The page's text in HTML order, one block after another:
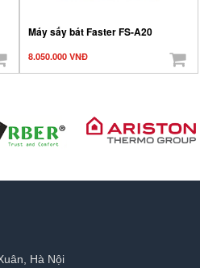
Máy sấy bát Faster FS-A20
8.050.000 VNĐ
Hà Nội